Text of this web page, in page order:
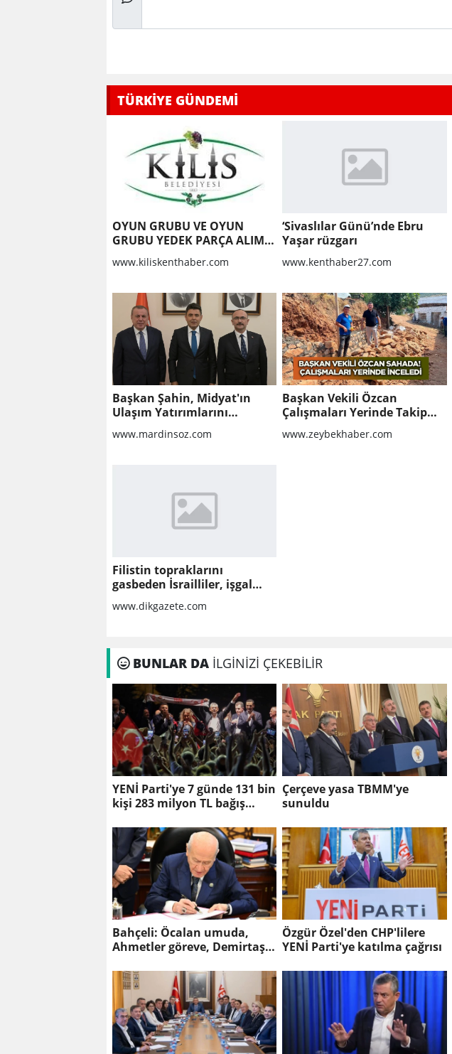
TÜRKİYE GÜNDEMİ
OYUN GRUBU VE OYUN
GRUBU YEDEK PARÇA ALIM
www.kiliskenthaber.com
‘Sivaslılar Günü’nde Ebru
Yaşar rüzgarı
www.kenthaber27.com
Başkan Şahin, Midyat'ın
Ulaşım Yatırımlarını
Ankara'ya Taşıdı
www.mardinsoz.com
Başkan Vekili Özcan
Çalışmaları Yerinde Takip
www.zeybekhaber.com
Filistin topraklarını
gasbeden İsrailliler, işgal
altındaki Batı Şeria’daki
saldırılarını sürdürdü
www.dikgazete.com
BUNLAR DA İLGİNİZİ ÇEKEBİLİR
YENİ Parti'ye 7 günde 131 bin
kişi 283 milyon TL bağış
Çerçeve yasa TBMM'ye
sunuldu
Bahçeli: Öcalan umuda,
Ahmetler göreve, Demirtaş
Özgür Özel'den CHP'lilere
YENİ Parti'ye katılma çağrısı